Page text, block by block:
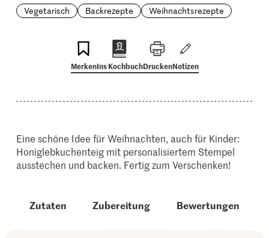
Vegetarisch
Backrezepte Weihnachtsrezepte
MerkenIns KochbuchDruckenNotizen
Eine schöne Idee für Weihnachten, auch für Kinder:
Honiglebkuchenteig mit personalisiertem Stempel
ausstechen und backen. Fertig zum Verschenken!
Zutaten Zubereitung Bewertungen